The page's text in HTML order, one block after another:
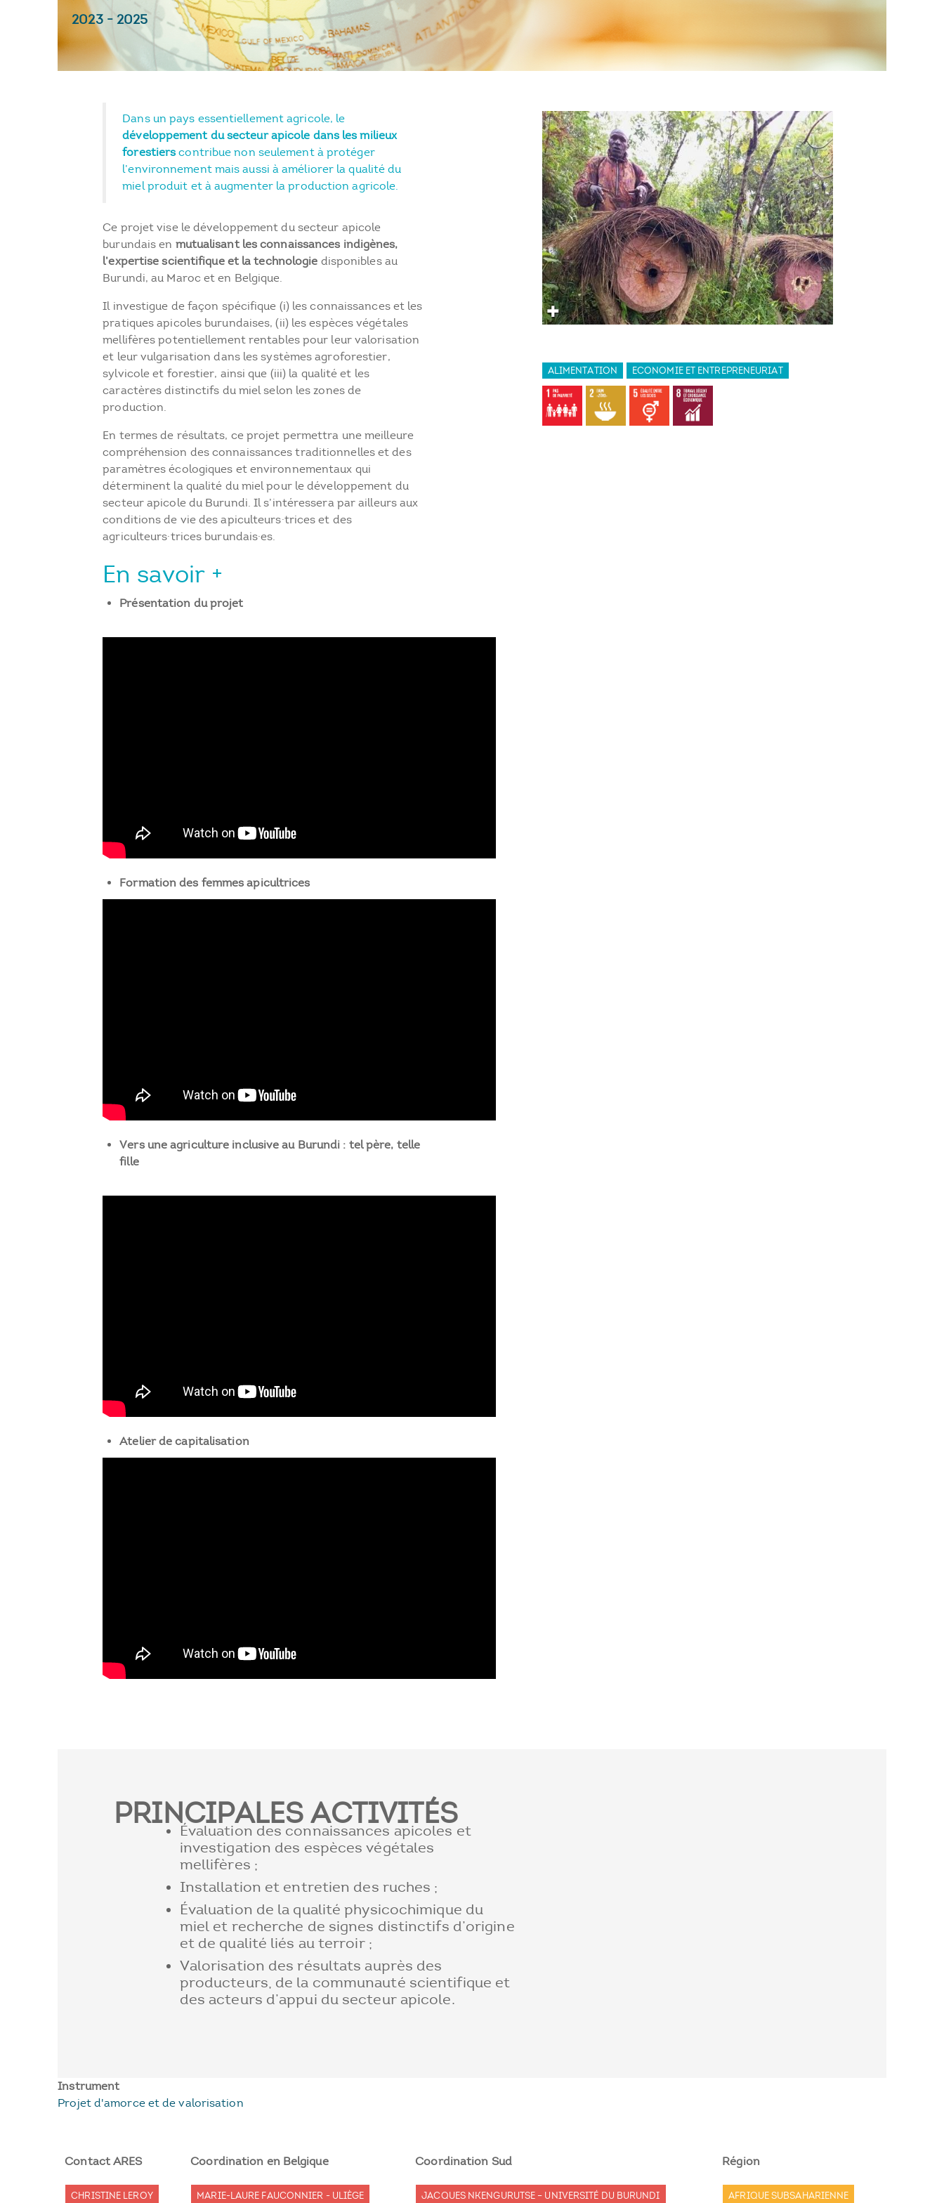
2023- 2025
Dans un pays essentiellement agricole, le
développement du secteur apicole dans les milieux
forestierscontribue non seulement à protéger
l’environnement mais aussi à améliorer la qualité du
miel produit et à augmenter la production agricole.
Ce projet vise le développement du secteur apicole
burundais en mutualisant les connaissances indigènes,
l’expertise scientifique et la technologie disponibles au
Burundi, au Maroc et en Belgique.
Il investigue de façon spécifique (i) les connaissances et les
pratiques apicoles burundaises, (ii) les espèces végétales
mellifères potentiellement rentables pour leur valorisation
et leur vulgarisation dans les systèmes agroforestier,
sylvicole et forestier, ainsi que (iii) la qualité et les
caractères distinctifs du miel selon les zones de
production.
En termes de résultats, ce projet permettra une meilleure
compréhension des connaissances traditionnelles et des
paramètres écologiques et environnementaux qui
déterminent la qualité du miel pour le développement du
secteur apicole du Burundi. Il s’intéressera par ailleurs aux
conditions de vie des apiculteurs·trices et des
agriculteurs·trices burundais·es.
En savoir +
Présentation du projet
Formation des femmes apicultrices
Vers une agriculture inclusive au Burundi : tel père, telle
fille
Atelier de capitalisation
ALIMENTATION ECONOMIE ET ENTREPRENEURIAT
PRINCIPALES ACTIVITÉS
Évaluation des connaissances apicoles et
investigation des espèces végétales
mellifères ;
Installation et entretien des ruches ;
Évaluation de la qualité physicochimique du
miel et recherche de signes distinctifs d’origine
et de qualité liés au terroir ;
Valorisation des résultats auprès des
producteurs, de la communauté scientifique et
des acteurs d’appui du secteur apicole.
Instrument
Projet d'amorce et de valorisation
Contact ARES Coordination en Belgique Coordination Sud Région
CHRISTINE LEROY MARIE-LAURE FAUCONNIER - ULIÈGE JACQUES NKENGURUTSE – UNIVERSITÉ DU BURUNDI AFRIQUE SUBSAHARIENNE